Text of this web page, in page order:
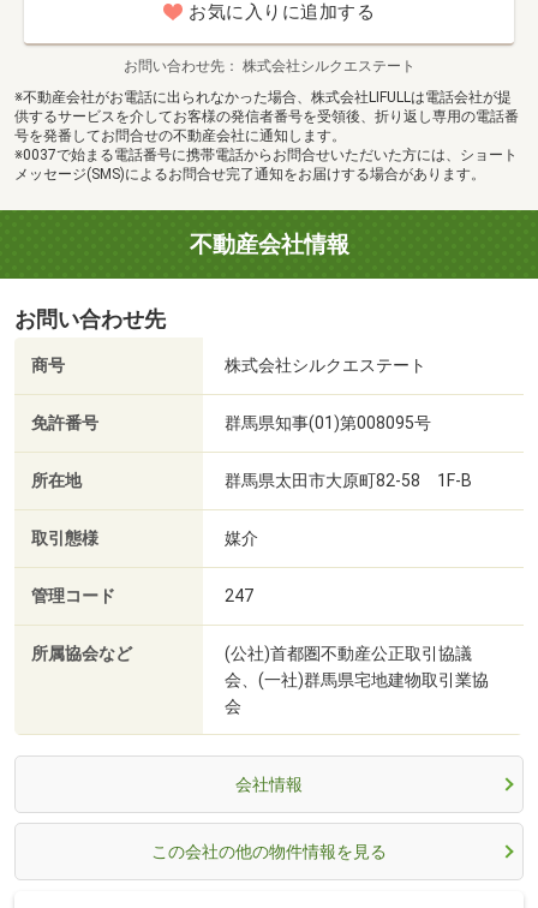
お気に入りに追加する
お問い合わせ先
株式会社シルクエステート
※不動産会社がお電話に出られなかった場合、株式会社LIFULLは電話会社が提
供するサービスを介してお客様の発信者番号を受領後、折り返し専用の電話番
号を発番してお問合せの不動産会社に通知します。
※0037で始まる電話番号に携帯電話からお問合せいただいた方には、ショート
メッセージ(SMS)によるお問合せ完了通知をお届けする場合があります。
不動産会社情報
お問い合わせ先
商号 株式会社シルクエステート
免許番号 群馬県知事(01)第008095号
所在地 群馬県太田市大原町82-58 1F-B
取引態様 媒介
管理コード 247
所属協会など
(公社)首都圏不動産公正取引協議
会、(一社)群馬県宅地建物取引業協
会
会社情報
この会社の他の物件情報を見る